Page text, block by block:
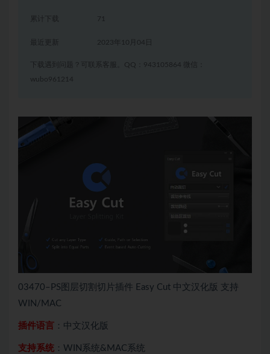
累计下载 71
2023年10月04日
下载遇到问题？可联系客服。QQ：943105864 微信：
wubo961214
03470–PS图层切割切片插件 Easy Cut 中文汉化版 支持
WIN/MAC
插件语言 ：中文汉化版
支持系统 ：WIN系统&MAC系统